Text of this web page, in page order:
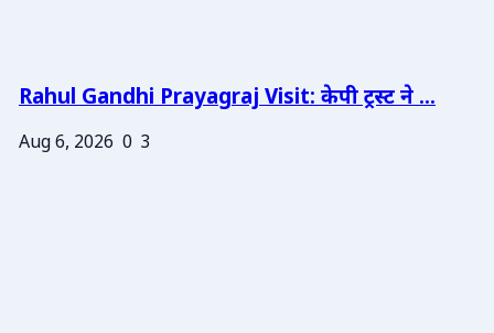
Rahul Gandhi Prayagraj Visit: केपी ट्रस्ट ने ...
Aug 6, 2026 0 3